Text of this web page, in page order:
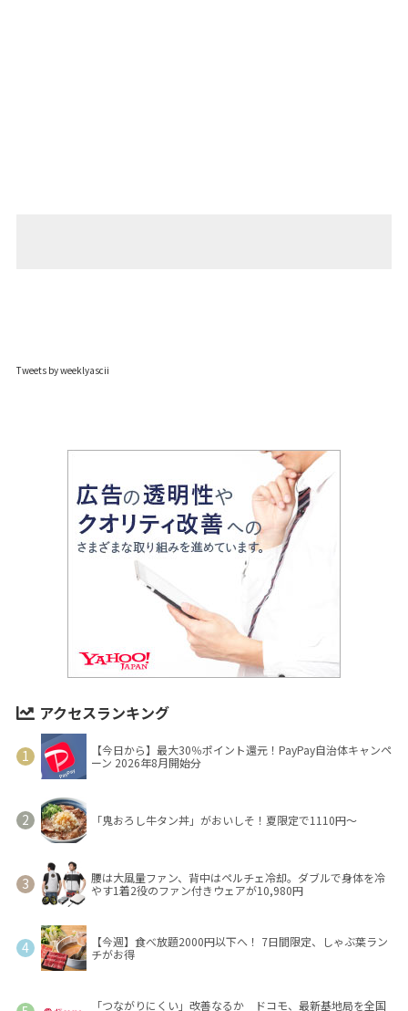
Tweets by weeklyascii
アクセスランキング
【今日から】最大30％ポイント還元！PayPay自治体キャンペ
ーン 2026年8月開始分
「鬼おろし牛タン丼」がおいしそ！夏限定で1110円～
腰は大風量ファン、背中はペルチェ冷却。ダブルで身体を冷
やす1着2役のファン付きウェアが10,980円
【今週】食べ放題2000円以下へ！ 7日間限定、しゃぶ葉ラン
チがお得
「つながりにくい」改善なるか ドコモ、最新基地局を全国